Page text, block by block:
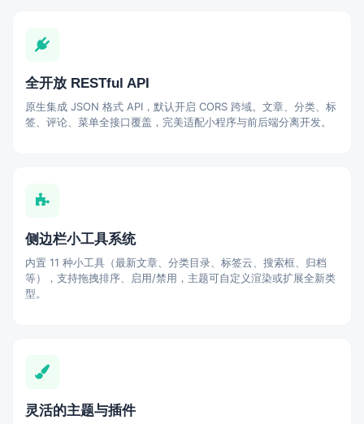
全开放 RESTful API
原生集成 JSON 格式 API，默认开启 CORS 跨域。文章、分类、标
签、评论、菜单全接口覆盖，完美适配小程序与前后端分离开发。
侧边栏小工具系统
内置 11 种小工具（最新文章、分类目录、标签云、搜索框、归档
等），支持拖拽排序、启用/禁用，主题可自定义渲染或扩展全新类
型。
灵活的主题与插件